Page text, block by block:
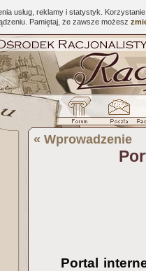
usług, reklamy i statystyk.
Pamiętaj, że zawsze możesz
« Wprowadzenie
Portal